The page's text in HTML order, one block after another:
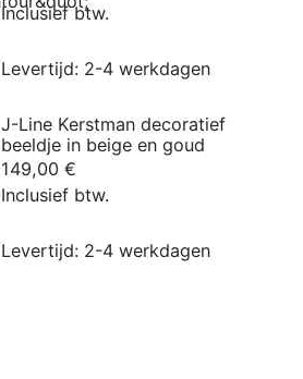
Inclusief btw.
Levertijd: 2-4 werkdagen
J-Line Kerstman decoratief
beeldje in beige en goud
149,00€
Inclusief btw.
Levertijd: 2-4 werkdagen